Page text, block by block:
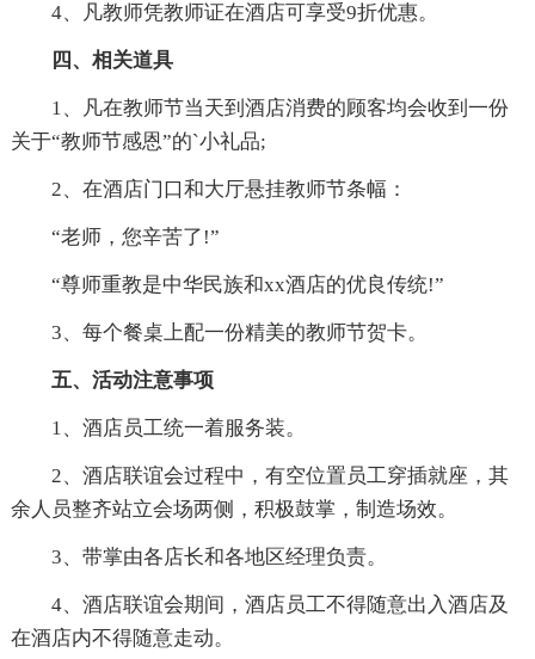
4、凡教师凭教师证在酒店可享受9折优惠。
四、相关道具
1、凡在教师节当天到酒店消费的顾客均会收到一份
关于“教师节感恩”的`小礼品;
2、在酒店门口和大厅悬挂教师节条幅：
“老师，您辛苦了!”
“尊师重教是中华民族和xx酒店的优良传统!”
3、每个餐桌上配一份精美的教师节贺卡。
五、活动注意事项
1、酒店员工统一着服务装。
2、酒店联谊会过程中，有空位置员工穿插就座，其
余人员整齐站立会场两侧，积极鼓掌，制造场效。
3、带掌由各店长和各地区经理负责。
4、酒店联谊会期间，酒店员工不得随意出入酒店及
在酒店内不得随意走动。